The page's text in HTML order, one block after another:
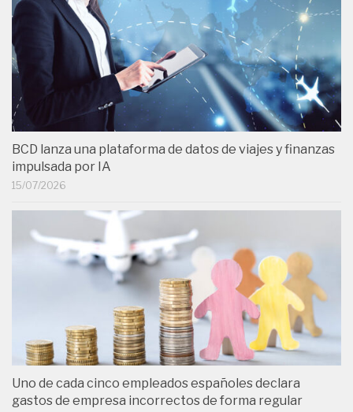
BCD lanza una plataforma de datos de viajes y finanzas
impulsada por IA
15/07/2026
Uno de cada cinco empleados españoles declara
gastos de empresa incorrectos de forma regular